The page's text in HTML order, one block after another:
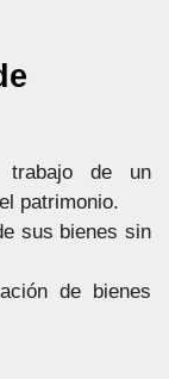
trabajo de un
patrimonio.
sus bienes sin
de bienes